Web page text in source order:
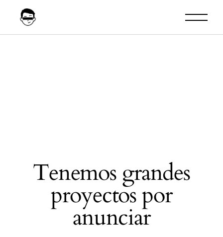
content
Tenemos grandes
proyectos por
anunciar